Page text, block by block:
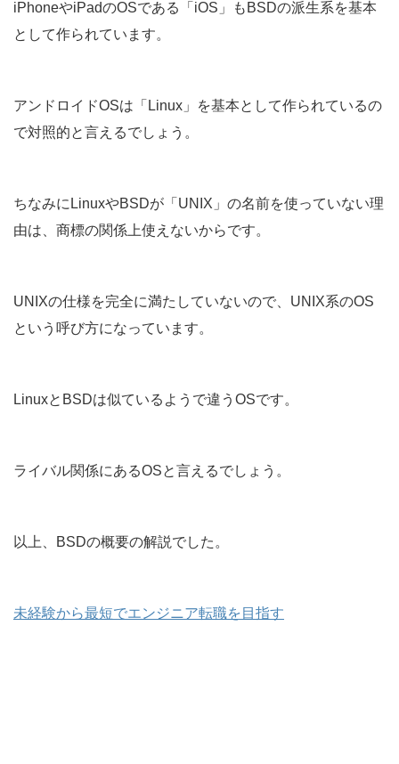
iPhoneやiPadのOSである「iOS」もBSDの派生系を基本
として作られています。
アンドロイドOSは「Linux」を基本として作られているの
で対照的と言えるでしょう。
ちなみにLinuxやBSDが「UNIX」の名前を使っていない理
由は、商標の関係上使えないからです。
UNIXの仕様を完全に満たしていないので、UNIX系のOS
という呼び方になっています。
LinuxとBSDは似ているようで違うOSです。
ライバル関係にあるOSと言えるでしょう。
以上、BSDの概要の解説でした。
未経験から最短でエンジニア転職を目指す